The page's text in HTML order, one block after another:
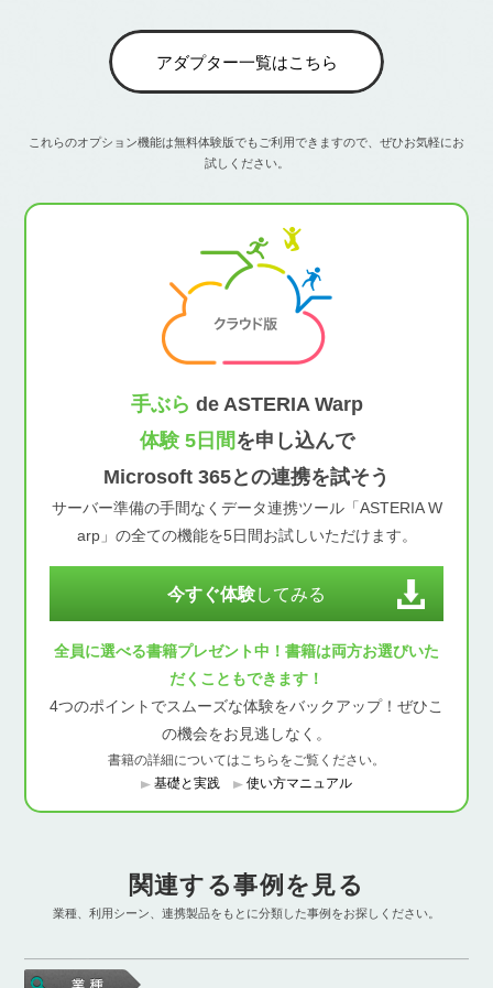
アダプター一覧はこちら
これらのオプション機能は無料体験版でもご利用できますので、ぜひお気軽にお
試しください。
手ぶら de ASTERIA Warp
体験 5日間を申し込んで
Microsoft 365との連携を試そう
サーバー準備の手間なくデータ連携ツール「ASTERIA W
arp」の全ての機能を5日間お試しいただけます。
今すぐ体験してみる
全員に選べる書籍プレゼント中！書籍は両方お選びいた
だくこともできます！
4つのポイントでスムーズな体験をバックアップ！ぜひこ
の機会をお見逃しなく。
書籍の詳細についてはこちらをご覧ください。
基礎と実践
使い方マニュアル
関連する事例を見る
業種、利用シーン、連携製品をもとに分類した事例をお探しください。